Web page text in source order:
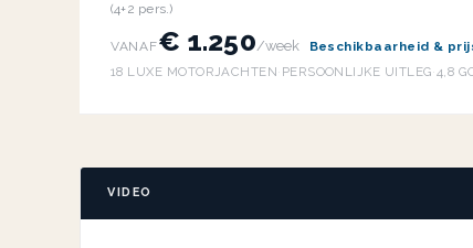
(4+2 pers.)
VANAF€ 1.250/week
Beschikbaarheid &
18 LUXE MOTORJACHTEN· PERSOONLIJKE UITLEG·4,8
VIDEO